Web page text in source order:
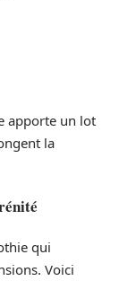
apporte un lot
la
qui
Voici